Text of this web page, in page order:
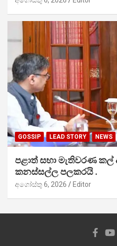
GOSSIP LEAD STORY NEWS
පළාත් සභා මැතිවරණ කල්
කනස්සල්ල පලකරයි .
අගෝස්තු 6, 2026 Editor